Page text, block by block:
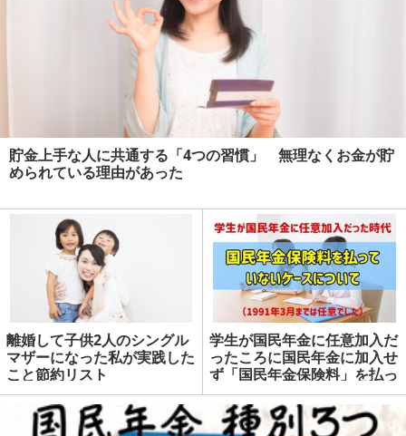
貯金上手な人に共通する「4つの習慣」 無理なくお金が貯
められている理由があった
離婚して子供2人のシングル
マザーになった私が実践した
こと節約リスト
学生が国民年金に任意加入だ
ったころに国民年金に加入せ
ず「国民年金保険料」を払っ
ていないケース | マネーの達
人